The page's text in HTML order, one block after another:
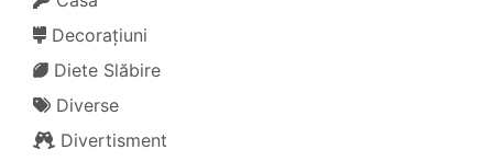
Decorațiuni
Diete Slăbire
Diverse
Divertisment